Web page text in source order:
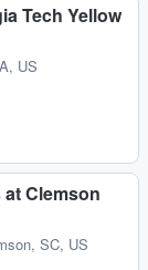
Tech Yellow
US
Clemson
SC, US